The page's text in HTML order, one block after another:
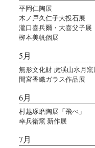
平岡仁陶展
木ノ戸久仁子大投石展
瀧口喜兵爾・大喜父子展
栁本美帆個展
5月
無形文化財 虎渓山水月窯
間宮香織ガラス作品展
6月
村越琢磨陶展「飛べ」
幸兵衛窯 新作展
7月